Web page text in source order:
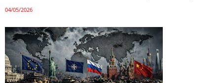
04/05/2026